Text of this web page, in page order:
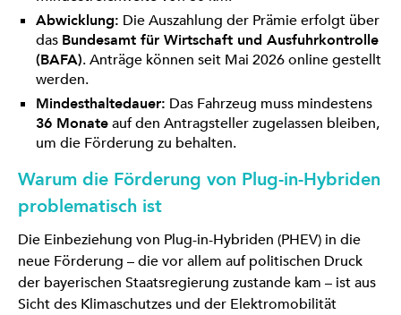
Abwicklung: Die Auszahlung der Prämie erfolgt über
das Bundesamt für Wirtschaft und Ausfuhrkontrolle
(BAFA). Anträge können seit Mai 2026 online gestellt
werden.
Mindesthaltedauer: Das Fahrzeug muss mindestens
36 Monateauf den Antragsteller zugelassen bleiben,
um die Förderung zu behalten.
Warum die Förderung von Plug-in-Hybriden
problematisch ist
Die Einbeziehung von Plug-in-Hybriden (PHEV) in die
neue Förderung – die vor allem auf politischen Druck
der bayerischen Staatsregierung zustande kam – ist aus
Sicht des Klimaschutzes und der Elektromobilität